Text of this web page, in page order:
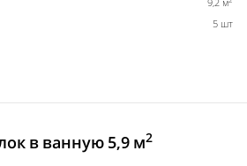
5 шт
в ванную 5,9 м2